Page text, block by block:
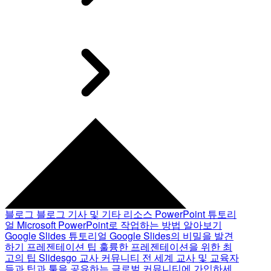
블로그 블로그 기사 및 기타 리소스 PowerPoint 튜토리
얼 Microsoft PowerPoint로 작업하는 방법 알아보기
Google Slides 튜토리얼 Google Slides의 비밀을 발견
하기 프레젠테이션 팁 훌륭한 프레젠테이션을 위한 최
고의 팁 Slidesgo 교사 커뮤니티 전 세계 교사 및 교육자